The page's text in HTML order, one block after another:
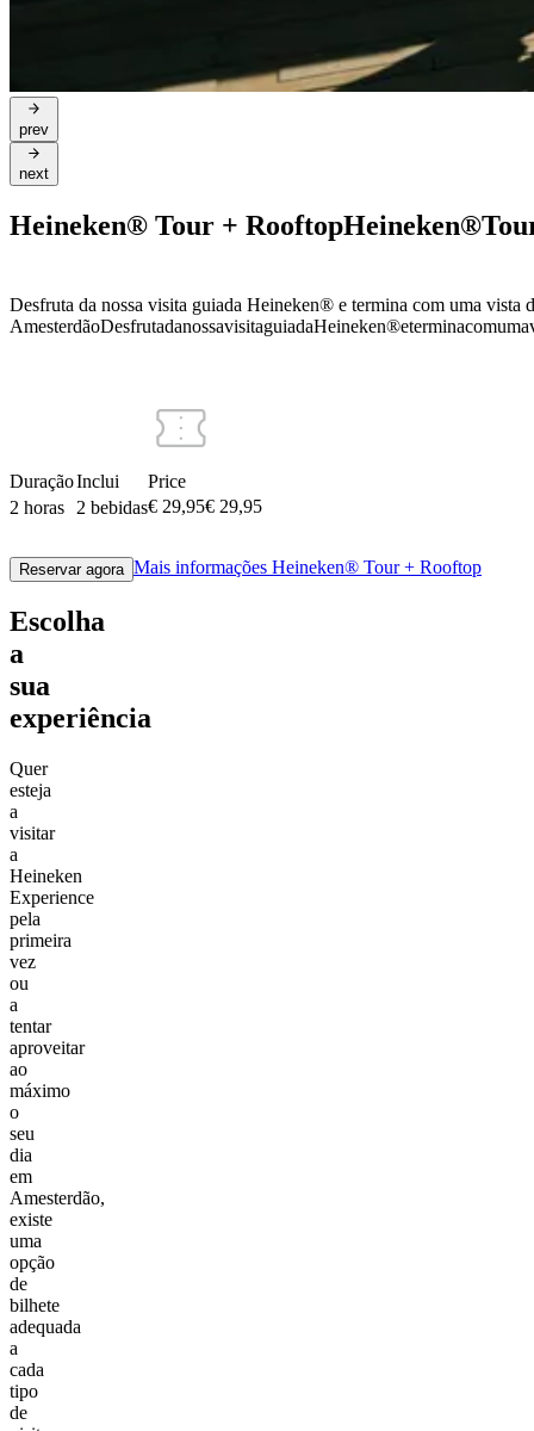
prev
next
Heineken® Tour + RooftopHeineken®
Desfruta da nossa visita guiada Heineken® e termina com uma vista
AmesterdãoDesfrutadanossavisitaguiadaHeineken®eterminacomuma
Duração
2 horas
Inclui
2 bebidas
Price
€ 29,95€ 29,95
Reservar agora Mais informações Heineken® Tour + Rooftop
Escolha
a
sua
experiência
Quer
esteja
a
visitar
a
Heineken
Experience
pela
primeira
vez
ou
a
tentar
aproveitar
ao
máximo
o
seu
dia
em
Amesterdão,
existe
uma
opção
de
bilhete
adequada
a
cada
tipo
de